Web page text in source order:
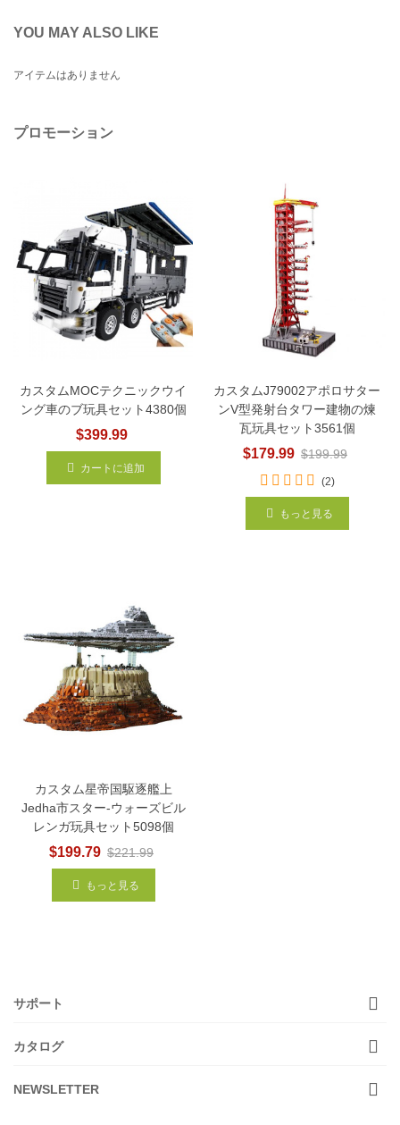
YOU MAY ALSO LIKE
アイテムはありません
プロモーション
カスタムMOCテクニックウイ
ング車のブ玩具セット4380個
$399.99
カートに追加
カスタムJ79002アポロサター
ンV型発射台タワー建物の煉
瓦玩具セット3561個
$179.99 $199.99
(2)
もっと見る
カスタム星帝国駆逐艦上
Jedha市スター-ウォーズビル
レンガ玩具セット5098個
$199.79 $221.99
もっと見る
サポート
カタログ
NEWSLETTER